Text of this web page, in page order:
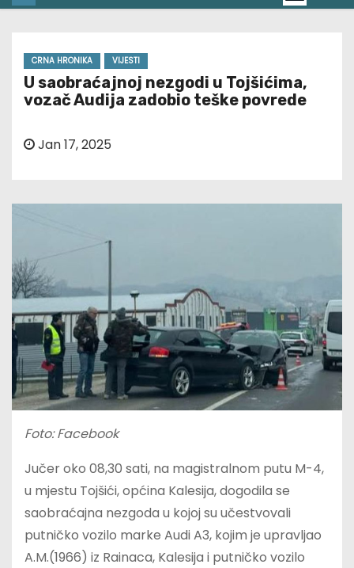
CRNA HRONIKA VIJESTI
U saobraćajnoj nezgodi u Tojšićima,
vozač Audija zadobio teške povrede
Jan 17, 2025
Foto: Facebook
Jučer oko 08,30 sati, na magistralnom putu M-4,
u mjestu Tojšići, općina Kalesija, dogodila se
saobraćajna nezgoda u kojoj su učestvovali
putničko vozilo marke Audi A3, kojim je upravljao
A.M.(1966) iz Rainaca, Kalesija i putničko vozilo